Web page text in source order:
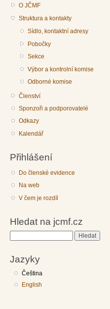
O JČMF
Struktura a kontakty
Sídlo, kontaktní adresy
Pobočky
Sekce
Výbor a kontrolní komise
Odborné komise
Členství
Sponzoři a podporovatelé
Odkazy
Kalendář
Přihlášení
Do členské evidence
Na web
V čem je rozdíl
Hledat na jcmf.cz
Jazyky
Čeština
English